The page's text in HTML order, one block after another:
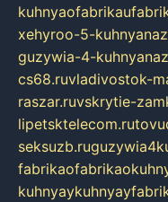
xehyroo-5-
guzywia-4-
cs68.ruvladivostok-
raszar.ruvskrytie-
lipetsktelecom.ru
seksuzb.ru